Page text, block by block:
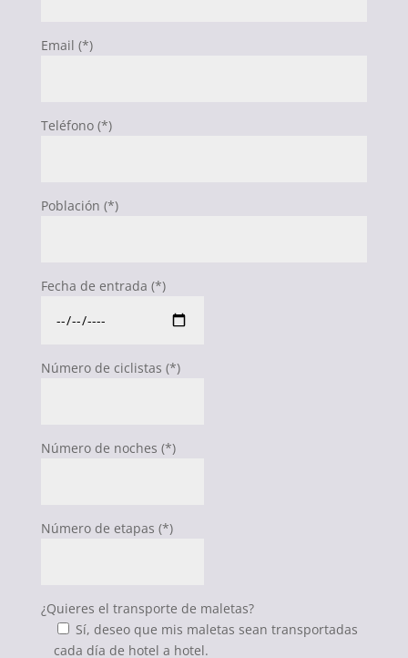
Email (*)
Teléfono (*)
Población (*)
Fecha de entrada (*)
Número de ciclistas (*)
Número de noches (*)
Número de etapas (*)
¿Quieres el transporte de maletas?
Sí, deseo que mis maletas sean transportadas
cada día de hotel a hotel.